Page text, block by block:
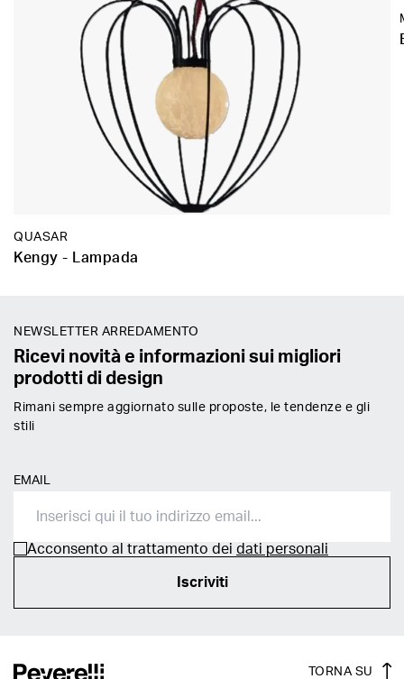
QUASAR
Kengy - Lampada
NEWSLETTER ARREDAMENTO
Ricevi novità e informazioni sui migliori
prodotti di design
Rimani sempre aggiornato sulle proposte, le tendenze e gli
stili
EMAIL
Acconsento al trattamento dei dati personali
Iscriviti
TORNA SU